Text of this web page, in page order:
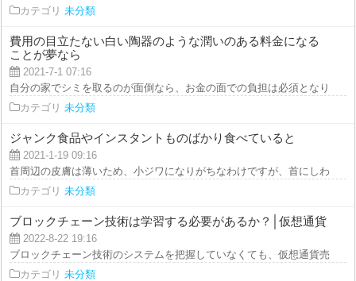
カテゴリ 未分類
費用の目立たない白い陶器のような潤いのある料金になる
ことが夢なら
2021-7-1 07:16
自分の家でシミを取るのが面倒なら、お金の面での負担は必須となります
カテゴリ 未分類
ジャンク食品やインスタントものばかり食べていると
2021-1-19 09:16
首周辺の皮膚は薄いため、小ジワになりがちなわけですが、首にしわが出
カテゴリ 未分類
ブロックチェーン技術は学習する必要があるか？│仮想通貨
2022-8-22 19:16
ブロックチェーン技術のシステムを把握していなくても、仮想通貨売買は
カテゴリ 未分類